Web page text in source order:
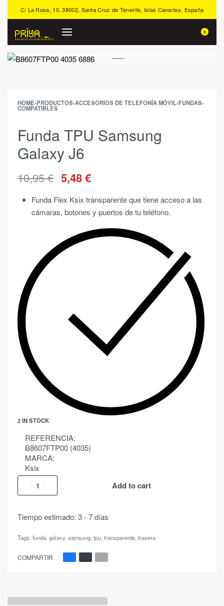
C/ La Rosa, 10, 38002, Santa Cruz de Tenerife, Islas Canarias, España
0
HOME›PRODUCTOS›ACCESORIOS DE TELEFONÍA MÓVIL›FUNDAS›
COMPATIBLES
Funda TPU Samsung
Galaxy J6
10,95€ 5,48€
Funda Flex Ksix transparente que tiene acceso a las
cámaras, botones y puertos de tu teléfono.
2 IN STOCK
REFERENCIA:
B8607FTP00 (4035)
MARCA:
Ksix
Add to cart
Tiempo estimado: 3 - 7 días
Tags: funda, galaxy, samsung, tpu, transparente, trasera
COMPARTIR